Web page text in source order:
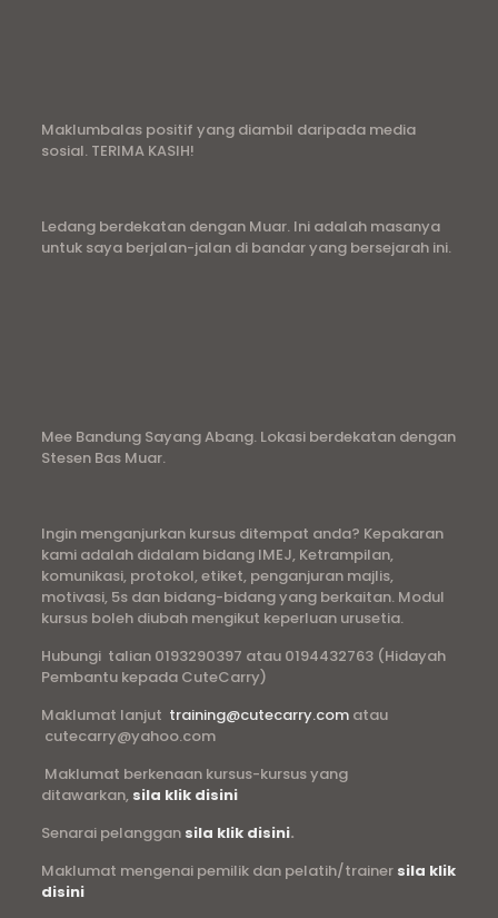
Maklumbalas positif yang diambil daripada media
sosial. TERIMA KASIH!
Ledang berdekatan dengan Muar. Ini adalah masanya
untuk saya berjalan-jalan di bandar yang bersejarah ini.
Mee Bandung Sayang Abang. Lokasi berdekatan dengan
Stesen Bas Muar.
Ingin menganjurkan kursus ditempat anda? Kepakaran
kami adalah didalam bidang IMEJ, Ketrampilan,
komunikasi, protokol, etiket, penganjuran majlis,
motivasi, 5s dan bidang-bidang yang berkaitan. Modul
kursus boleh diubah mengikut keperluan urusetia.
Hubungi talian 0193290397 atau 0194432763 (Hidayah
Pembantu kepada CuteCarry)
Maklumat lanjut training@cutecarry.comatau
cutecarry@yahoo.com
Maklumat berkenaan kursus-kursus yang
ditawarkan, sila klik disini
Senarai pelanggan sila klik disini.
Maklumat mengenai pemilik dan pelatih/trainer sila klik
disini